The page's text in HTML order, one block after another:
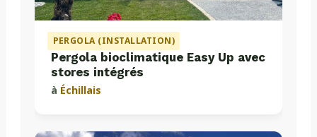
PERGOLA (INSTALLATION)
Pergola bioclimatique Easy Up avec
stores intégrés
à Échillais